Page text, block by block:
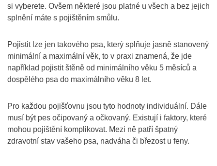
si vyberete. Ovšem některé jsou platné u všech a bez jejich
splnění máte s pojištěním smůlu.
Pojistit lze jen takového psa, který splňuje jasně stanovený
minimální a maximální věk, to v praxi znamená, že jde
například pojistit štěně od minimálního věku 5 měsíců a
dospělého psa do maximálního věku 8 let.
Pro každou pojišťovnu jsou tyto hodnoty individuální. Dále
musí být pes očipovaný a očkovaný. Existují i faktory, které
mohou pojištění komplikovat. Mezi ně patří špatný
zdravotní stav vašeho psa, nadváha či březost u feny.